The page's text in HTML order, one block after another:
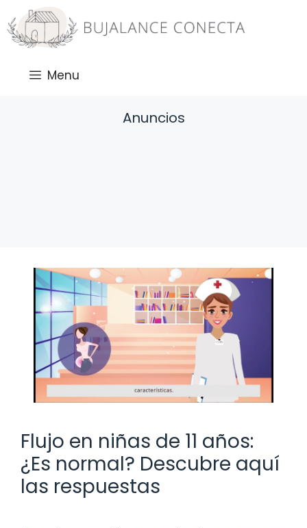
Saltar
al
contenido
Menu
Anuncios
Flujo en niñas de 11 años:
¿Es normal? Descubre aquí
las respuestas